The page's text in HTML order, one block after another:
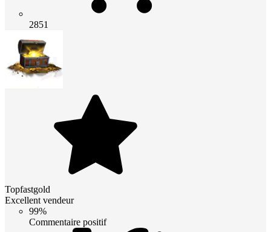
2851
Topfastgold
Excellent vendeur
99%
Commentaire positif